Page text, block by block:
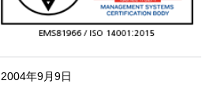
2004年9月9日